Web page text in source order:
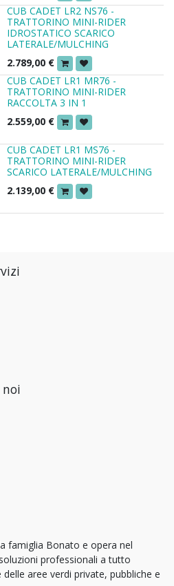
CUB CADET LR2 NS76 -
TRATTORINO MINI-RIDER
IDROSTATICO SCARICO
LATERALE/MULCHING
2.789,00 €
CUB CADET LR1 MR76 -
TRATTORINO MINI-RIDER
RACCOLTA 3 IN 1
2.559,00 €
CUB CADET LR1 MS76 -
TRATTORINO MINI-RIDER
SCARICO LATERALE/MULCHING
2.139,00 €
famiglia Bonato e opera nel
professionali a tutto
aree verdi private, pubbliche e